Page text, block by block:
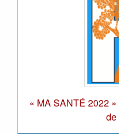
« MA SANTÉ 2022
de